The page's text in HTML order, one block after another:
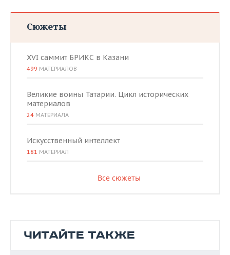
Сюжеты
XVI саммит БРИКС в Казани
499 МАТЕРИАЛОВ
Великие воины Татарии. Цикл исторических
материалов
24 МАТЕРИАЛА
Искусственный интеллект
181 МАТЕРИАЛ
Все сюжеты
ЧИТАЙТЕ ТАКЖЕ